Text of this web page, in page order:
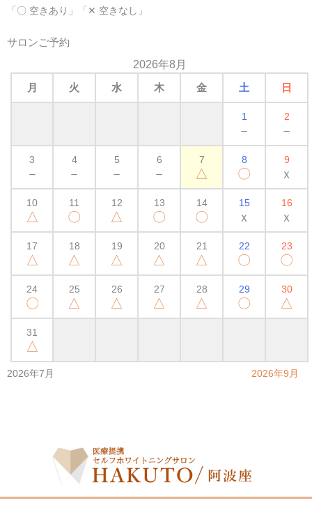
「〇 空きあり」「✕ 空きなし」
サロンご予約
2026年8月
月 火 水 木 金 土 日
1
－
2
－
3
－
4
－
5
－
6
－
7
△
8
〇
9
ｘ
10
△
11
〇
12
△
13
〇
14
〇
15
ｘ
16
ｘ
17
△
18
△
19
△
20
△
21
△
22
〇
23
〇
24
〇
25
△
26
△
27
△
28
△
29
〇
30
△
31
△
2026年7月 2026年9月